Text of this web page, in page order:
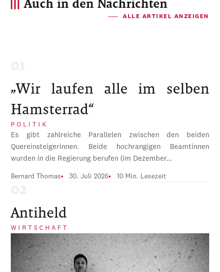
Auch in den Nachrichten
ALLE ARTIKEL ANZEIGEN
„Wir laufen alle im selben
Hamsterrad“
POLITIK
Es gibt zahlreiche Parallelen zwischen den beiden
Quereinsteigerinnen. Beide hochrangigen Beamtinnen
wurden in die Regierung berufen (im Dezember…
Bernard Thomas 30. Juli 2026 10 Min. Lesezeit
Antiheld
WIRTSCHAFT